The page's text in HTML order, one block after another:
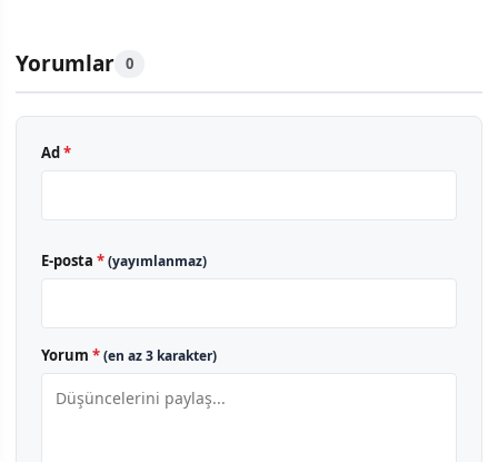
Yorumlar 0
Ad*
E-posta *(yayımlanmaz)
Yorum *(en az 3 karakter)